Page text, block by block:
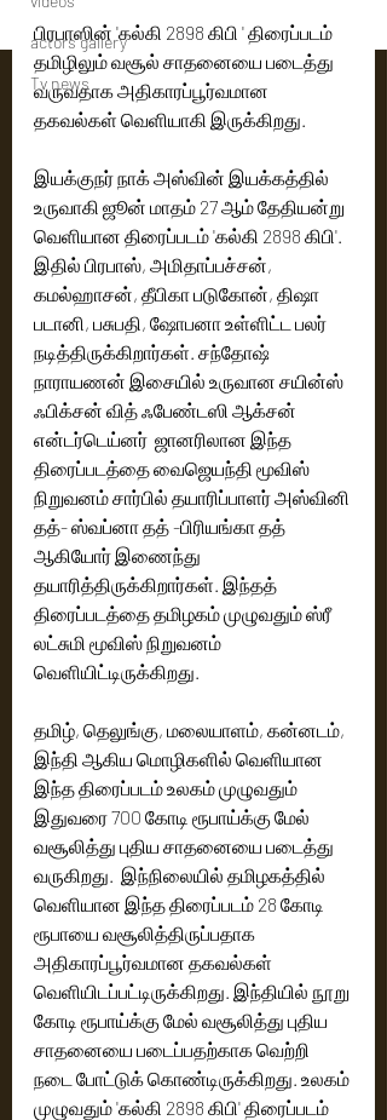
actors gallery
Tv news
பிரபாஸின் 'கல்கி 2898 கிபி ' திரைப்படம்
தமிழிலும் வசூல் சாதனையை படைத்து
வருவதாக அதிகாரப்பூர்வமான
தகவல்கள் வெளியாகி இருக்கிறது.
இயக்குநர் நாக் அஸ்வின் இயக்கத்தில்
உருவாகி ஜூன் மாதம் 27 ஆம் தேதியன்று
வெளியான திரைப்படம் 'கல்கி 2898 கிபி'.
இதில் பிரபாஸ், அமிதாப்பச்சன்,
கமல்ஹாசன், தீபிகா படுகோன், திஷா
படானி, பசுபதி, ஷோபனா உள்ளிட்ட பலர்
நடித்திருக்கிறார்கள். சந்தோஷ்
நாராயணன் இசையில் உருவான சயின்ஸ்
ஃபிக்சன் வித் ஃபேண்டஸி ஆக்சன்
என்டர்டெய்னர்  ஜானரிலான இந்த
திரைப்படத்தை வைஜெயந்தி மூவிஸ்
நிறுவனம் சார்பில் தயாரிப்பாளர் அஸ்வினி
தத்- ஸ்வப்னா தத் -பிரியங்கா தத்
ஆகியோர் இணைந்து
தயாரித்திருக்கிறார்கள். இந்தத்
திரைப்படத்தை தமிழகம் முழுவதும் ஸ்ரீ
லட்சுமி மூவிஸ் நிறுவனம்
வெளியிட்டிருக்கிறது.
தமிழ், தெலுங்கு, மலையாளம், கன்னடம்,
இந்தி ஆகிய மொழிகளில் வெளியான
இந்த திரைப்படம் உலகம் முழுவதும்
இதுவரை 700 கோடி ரூபாய்க்கு மேல்
வசூலித்து புதிய சாதனையை படைத்து
வருகிறது.  இந்நிலையில் தமிழகத்தில்
வெளியான இந்த திரைப்படம் 28 கோடி
ரூபாயை வசூலித்திருப்பதாக
அதிகாரப்பூர்வமான தகவல்கள்
வெளியிடப்பட்டிருக்கிறது. இந்தியில் நூறு
கோடி ரூபாய்க்கு மேல் வசூலித்து புதிய
சாதனையை படைப்பதற்காக வெற்றி
நடை போட்டுக் கொண்டிருக்கிறது. உலகம்
முழுவதும் 'கல்கி 2898 கிபி' திரைப்படம்